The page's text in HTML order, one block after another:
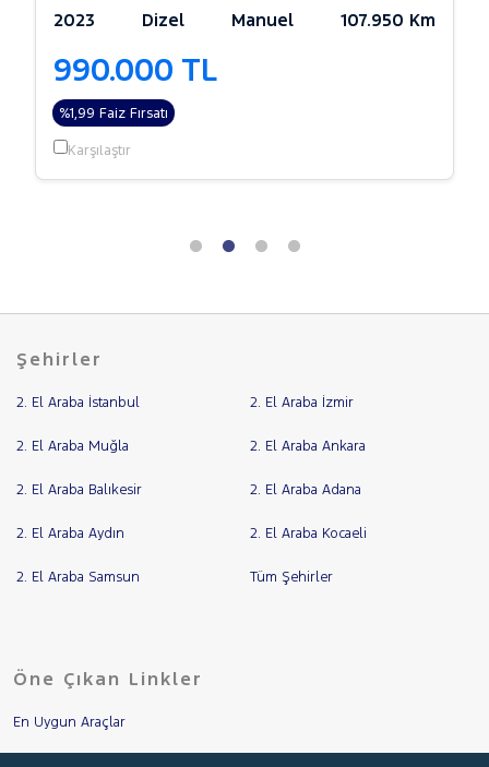
2023 Dizel Manuel 107.950 Km
990.000 TL
%1,99 Faiz Fırsatı
Karşılaştır
Şehirler
2. El Araba İstanbul 2. El Araba İzmir
2. El Araba Muğla 2. El Araba Ankara
2. El Araba Balıkesir 2. El Araba Adana
2. El Araba Aydın 2. El Araba Kocaeli
2. El Araba Samsun Tüm Şehirler
Öne Çıkan Linkler
En Uygun Araçlar